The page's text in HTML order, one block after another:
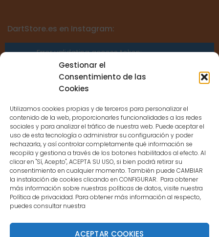
Gestionar el
Consentimiento de las
Cookies
Utilizamos cookies propias y de terceros para personalizar el
contenido de la web, proporcionarles funcionalidades a las redes
sociales y para analizar el tráfico de nuestra web. Puede aceptar el
uso de esta tecnología o administrar su configuración y poder
rechazarla, y así controlar completamente qué información se
recopila y gestiona a través de los botones habilitados al efecto. Al
clicar en "Sí, Acepto", ACEPTA SU USO, si bien podrá retirar su
consentimiento en cualquier momento. También puede CAMBIAR
la instalación de cookies clicando en CONFIGURAR. Para obtener
más información sobre nuestras políticas de datos, visite nuestra
Política de privacidad. Para obtener más información al respecto,
puedes consultar nuestra
ACEPTAR COOKIES
DartStore.es en Instagram:
Error validating access token:
Sessions for the user are not allowed
because the user is not a confirmed
CONTACTO
MENÚ PRINCIPAL
MI CUENTA
DOCUMENTACIÓN